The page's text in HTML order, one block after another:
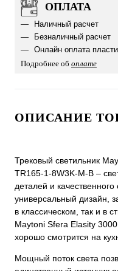
ОПЛАТА
Наличный расчет
Безналичный расчет
Онлайн оплата
Подробнее об оплате
ОПИСАНИЕ
Трековый светильник
TR165-1-8W3K-M-B –
деталей и
универсальный дизайн,
в классическом, так и в
Maytoni Sfera Elasity
хорошо смотрится на
Мощный поток света